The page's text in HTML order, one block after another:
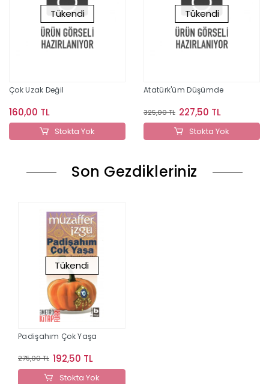
Tükendi
Çok Uzak Değil
160,00 TL
Stokta Yok
Tükendi
Atatürk'üm Düşümde
325,00 TL 227,50 TL
Stokta Yok
Son Gezdikleriniz
Tükendi
Padişahım Çok Yaşa
275,00 TL 192,50 TL
Stokta Yok